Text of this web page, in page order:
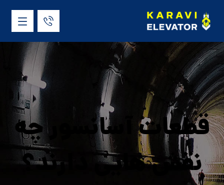
قطعات آسانسور چه
نقش هایی دارند؟